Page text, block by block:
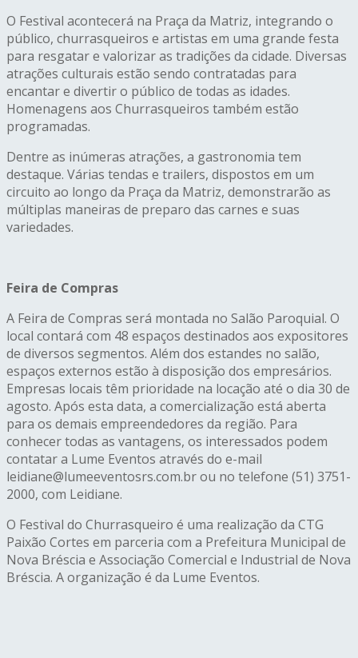
O Festival acontecerá na Praça da Matriz, integrando o
público, churrasqueiros e artistas em uma grande festa
para resgatar e valorizar as tradições da cidade. Diversas
atrações culturais estão sendo contratadas para
encantar e divertir o público de todas as idades.
Homenagens aos Churrasqueiros também estão
programadas.
Dentre as inúmeras atrações, a gastronomia tem
destaque. Várias tendas e trailers, dispostos em um
circuito ao longo da Praça da Matriz, demonstrarão as
múltiplas maneiras de preparo das carnes e suas
variedades.
Feira de Compras
A Feira de Compras será montada no Salão Paroquial. O
local contará com 48 espaços destinados aos expositores
de diversos segmentos. Além dos estandes no salão,
espaços externos estão à disposição dos empresários.
Empresas locais têm prioridade na locação até o dia 30 de
agosto. Após esta data, a comercialização está aberta
para os demais empreendedores da região. Para
conhecer todas as vantagens, os interessados podem
contatar a Lume Eventos através do e-mail
leidiane@lumeeventosrs.com.br ou no telefone (51) 3751-
2000, com Leidiane.
O Festival do Churrasqueiro é uma realização da CTG
Paixão Cortes em parceria com a Prefeitura Municipal de
Nova Bréscia e Associação Comercial e Industrial de Nova
Bréscia. A organização é da Lume Eventos.